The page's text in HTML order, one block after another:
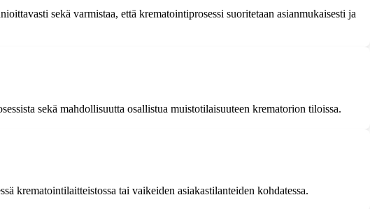
sekä varmistaa, että krematointiprosessi suoritetaan asianmukaisesti ja
sekä mahdollisuutta osallistua muistotilaisuuteen krematorion tiloissa.
krematointilaitteistossa tai vaikeiden asiakastilanteiden kohdatessa.